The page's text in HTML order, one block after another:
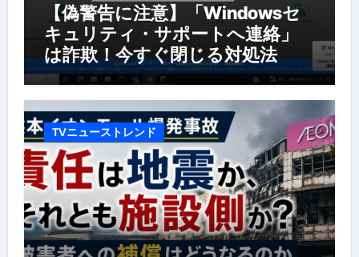
【偽警告に注意】「Windowsセ
キュリティ・サポートへ連絡」
は詐欺！今すぐ閉じる対処法
TVニューストレンド